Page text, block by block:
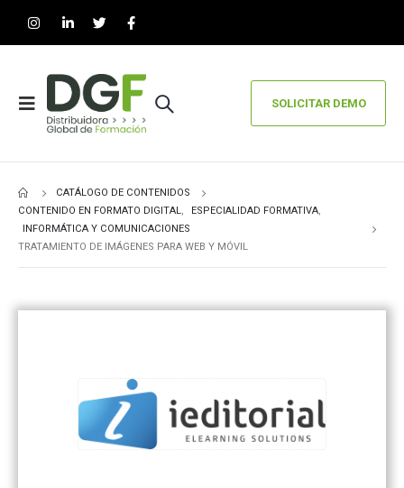
SOLICITAR DEMO
CATÁLOGO DE CONTENIDOS
CONTENIDO EN FORMATO DIGITAL, ESPECIALIDAD FORMATIVA,
INFORMÁTICA Y COMUNICACIONES
TRATAMIENTO DE IMÁGENES PARA WEB Y MÓVIL